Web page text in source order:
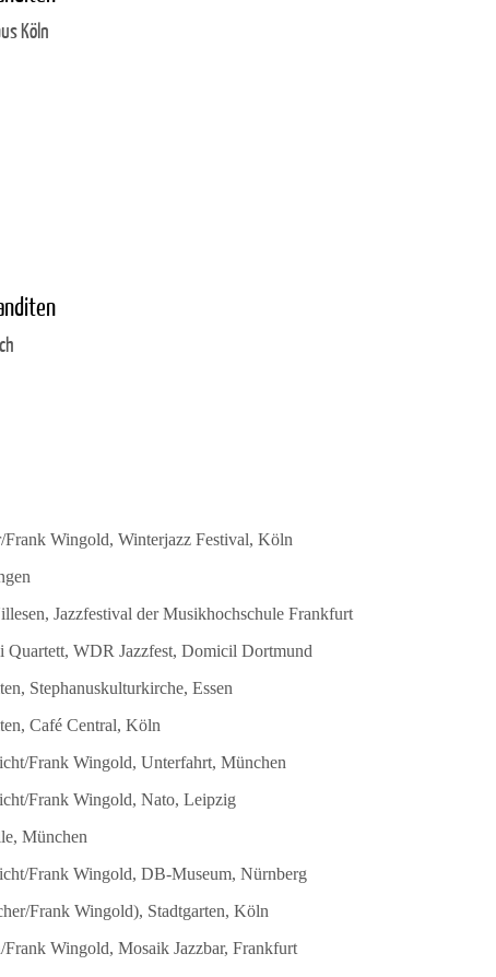
Köln
Wingold, Winterjazz Festival, Köln
Jazzfestival der Musikhochschule Frankfurt
Quartett, WDR Jazzfest, Domicil Dortmund
Stephanuskulturkirche, Essen
Café Central, Köln
Frank Wingold, Unterfahrt, München
Frank Wingold, Nato, Leipzig
München
Frank Wingold, DB-Museum, Nürnberg
Frank Wingold), Stadtgarten, Köln
Wingold, Mosaik Jazzbar, Frankfurt